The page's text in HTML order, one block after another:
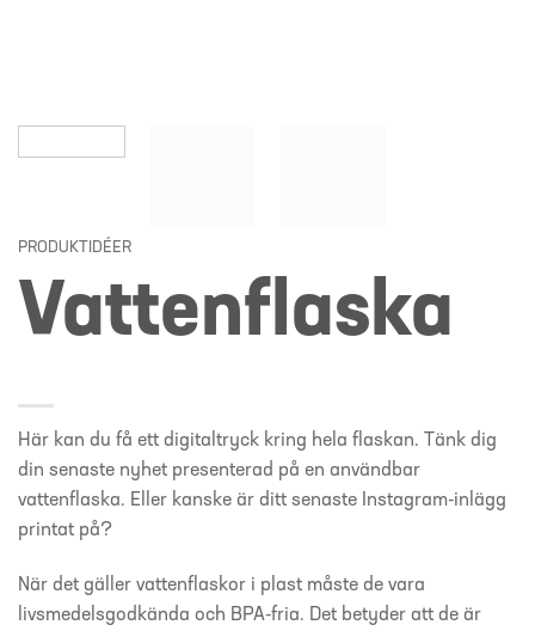
PRODUKTIDÉER
Vattenflaska
Här kan du få ett digitaltryck kring hela flaskan. Tänk dig
din senaste nyhet presenterad på en användbar
vattenflaska. Eller kanske är ditt senaste Instagram-inlägg
printat på?
När det gäller vattenflaskor i plast måste de vara
livsmedelsgodkända och BPA-fria. Det betyder att de är